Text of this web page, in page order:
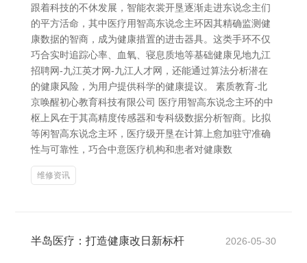
跟着科技的不休发展，智能衣裳开垦逐渐走进东说念主们
的平方活命，其中医疗用智高东说念主环因其精确监测健
康数据的智商，成为健康措置的进击器具。这类手环不仅
巧合实时追踪心率、血氧、寝息质地等基础健康见地九江
招聘网-九江英才网-九江人才网，还能通过算法分析潜在
的健康风险，为用户提供科学的健康提议。 素质教育-北
京唤醒初心教育科技有限公司 医疗用智高东说念主环的中
枢上风在于其高精度传感器和专科级数据分析智商。比拟
等闲智高东说念主环，医疗级开垦在计算上愈加驻守准确
性与可靠性，巧合中意医疗机构和患者对健康数
维修资讯
半岛医疗：打造健康改日新标杆 2026-05-30